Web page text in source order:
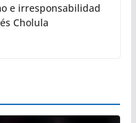
e irresponsabilidad
Cholula